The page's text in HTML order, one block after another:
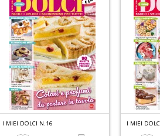
I MIEI DOLCI N.16 I MIEI